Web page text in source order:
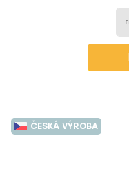
ČESKÁ VÝROBA